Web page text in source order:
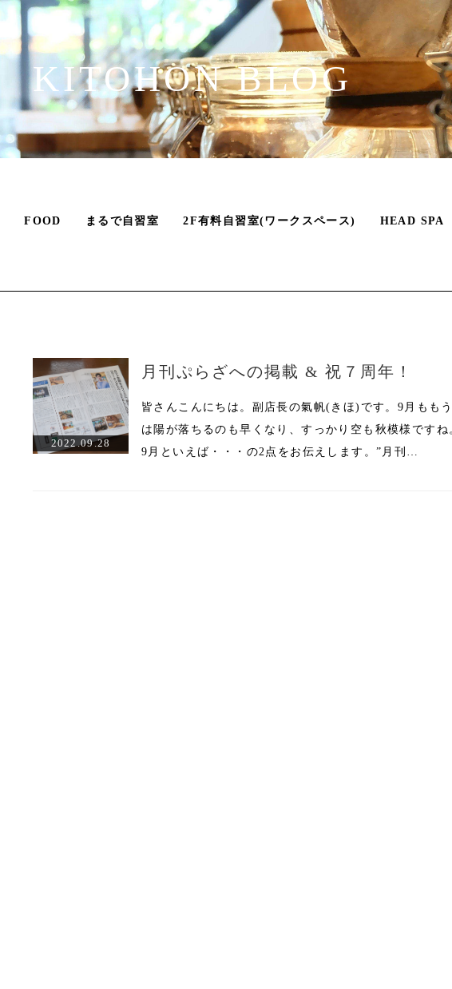
KITOHON BLOG
FOOD まるで自習室 2F有料自習室(ワークスペース) HEAD SPA
2022.09.28
月刊ぷらざへの掲載 & 祝７周年！
皆さんこんにちは。副店長の氣帆(きほ)です。9月もも
は陽が落ちるのも早くなり、すっかり空も秋模様ですね
9月といえば・・・の2点をお伝えします。”月刊…